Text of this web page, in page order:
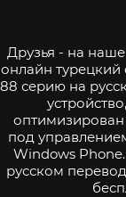
Друзья - на
онлайн турецкий
88 серию на
под
Windows
русском